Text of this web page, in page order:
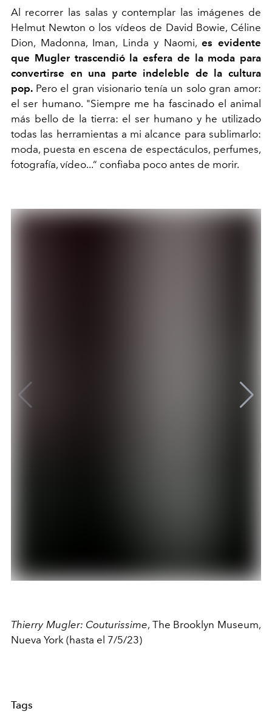
Al recorrer las salas y contemplar las imágenes de
Helmut Newton o los vídeos de David Bowie, Céline
Dion, Madonna, Iman, Linda y Naomi,es evidente
que Mugler trascendió la esfera de la moda para
convertirse en una parte indeleble de la cultura
pop. Pero el gran visionario tenía un solo gran amor:
el ser humano. "Siempre me ha fascinado el animal
más bello de la tierra: el ser humano y he utilizado
todas las herramientas a mi alcance para sublimarlo:
moda, puesta en escena de espectáculos, perfumes,
fotografía, vídeo...“ confiaba poco antes de morir.
Thierry Mugler: Couturissime, The Brooklyn Museum,
Nueva York (hasta el 7/5/23)
Tags